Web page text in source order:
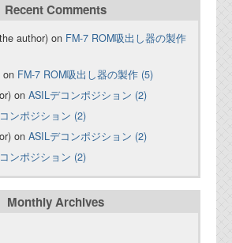
Recent Comments
author) on FM-7 ROM吸出し器の製作
on FM-7 ROM吸出し器の製作 (5)
on ASILデコンポジション (2)
ンポジション (2)
on ASILデコンポジション (2)
ンポジション (2)
Monthly Archives